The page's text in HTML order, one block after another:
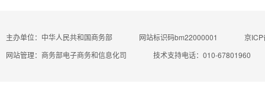
主办单位：中华人民共和国商务部 网站标识码bm22000001
京
网站管理：商务部电子商务和信息化司
技术支持电话：010-67801960